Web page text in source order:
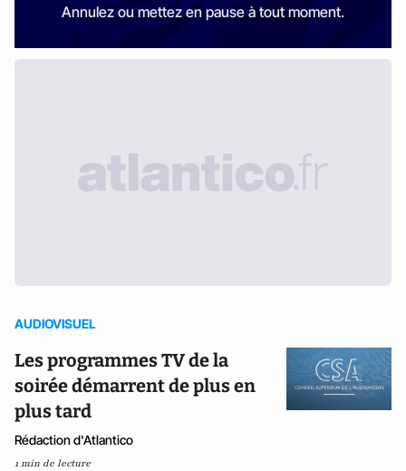
Annulez ou mettez en pause à tout moment.
AUDIOVISUEL
Les programmes TV de la
soirée démarrent de plus en
plus tard
Rédaction d'Atlantico
1 min de lecture